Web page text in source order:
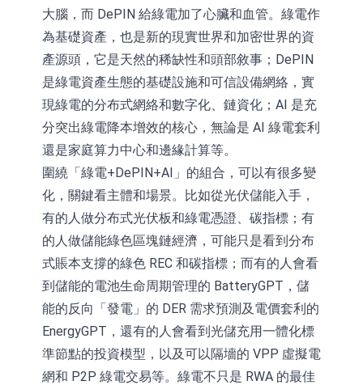
大腦，而 DePIN 給綠電加了心臟和血管。綠電作
為基礎資產，也是新的現實世界和加密世界的資
產源頭，它是天然的稀缺性和頭部敘事；DePIN
是綠電資產生態的基礎設施和可信設備網絡，實
現綠電的分布式網絡和數字化、鏈資化；AI 是充
分突出綠電降本增效的核心，無論是 AI 綠電套利
還是家庭算力中心和邊緣計算等。
圍繞「綠電+DePIN+AI」的組合，可以有很多變
化，關鍵看主體和場景。比如從光伏儲能入手，
有的人做分布式光伏板和綠電憑證、碳指標；有
的人做儲能綠色區塊鏈經濟，可能只是看到分布
式賬本支撐的綠色 REC 和碳指標；而有的人會看
到儲能的電池生命周期管理的 BatteryGPT，儲
能的反向「發電」的 DER 需求預測及電價套利的
EnergyGPT，還有的人會看到光儲充用一體化標
準節點的投資模型，以及可以隔墻的 VPP 虛擬電
網和 P2P 綠電交易等。綠電不只是 RWA 的最佳